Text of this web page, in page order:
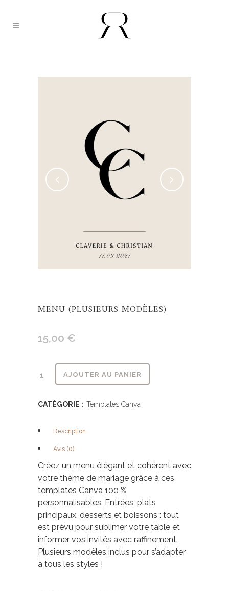
MENU (PLUSIEURS MODÈLES)
15,00 €
AJOUTER AU PANIER
CATÉGORIE : Templates Canva
Description
Avis (0)
Créez un menu élégant et cohérent avec
votre thème de mariage grâce à ces
templates Canva 100 %
personnalisables. Entrées, plats
principaux, desserts et boissons : tout
est prévu pour sublimer votre table et
informer vos invités avec raffinement.
Plusieurs modèles inclus pour s’adapter
à tous les styles !